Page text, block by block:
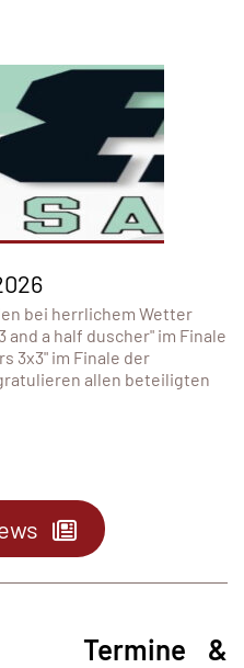
bei herrlichem Wetter
and a half duscher" im Finale
3x3" im Finale der
allen beteiligten
Termine &